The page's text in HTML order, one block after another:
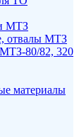
МТЗ
отвалы МТЗ
МТЗ-80/82, 320
материалы